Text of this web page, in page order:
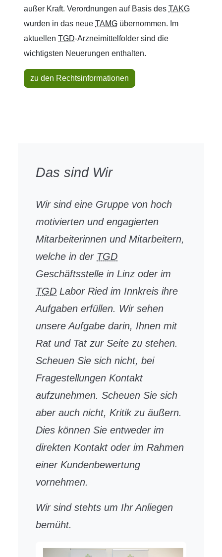
außer Kraft. Verordnungen auf Basis des TAKG
wurden in das neue TAMG übernommen. Im
aktuellen TGD-Arzneimittelfolder sind die
wichtigsten Neuerungen enthalten.
zu den Rechtsinformationen
Das sind Wir
Wir sind eine Gruppe von hoch
motivierten und engagierten
Mitarbeiterinnen und Mitarbeitern,
welche in der TGD
Geschäftsstelle in Linz oder im
TGD Labor Ried im Innkreis ihre
Aufgaben erfüllen. Wir sehen
unsere Aufgabe darin, Ihnen mit
Rat und Tat zur Seite zu stehen.
Scheuen Sie sich nicht, bei
Fragestellungen Kontakt
aufzunehmen. Scheuen Sie sich
aber auch nicht, Kritik zu äußern.
Dies können Sie entweder im
direkten Kontakt oder im Rahmen
einer Kundenbewertung
vornehmen.
Wir sind stehts um Ihr Anliegen
bemüht.